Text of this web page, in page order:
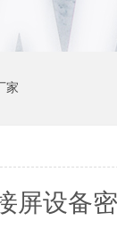
家
屏设备